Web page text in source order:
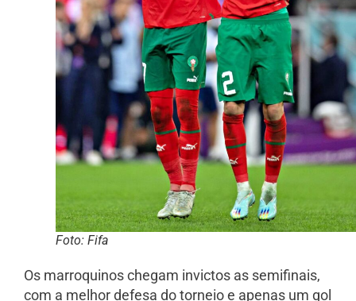
Foto: Fifa
Os marroquinos chegam invictos as semifinais,
com a melhor defesa do torneio e apenas um gol